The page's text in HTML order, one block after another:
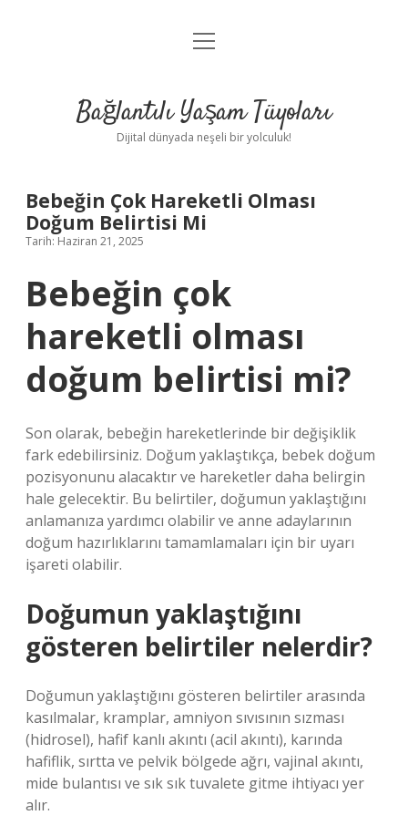
Anasayfa
Yasal Uyarı
menüyü
Bağlantılı Yaşam Tüyoları
Dijital dünyada neşeli bir yolculuk!
Bebeğin Çok Hareketli Olması
Doğum Belirtisi Mi
Tarih: Haziran 21, 2025
Bebeğin çok
hareketli olması
doğum belirtisi mi?
Son olarak, bebeğin hareketlerinde bir değişiklik
fark edebilirsiniz. Doğum yaklaştıkça, bebek doğum
pozisyonunu alacaktır ve hareketler daha belirgin
hale gelecektir. Bu belirtiler, doğumun yaklaştığını
anlamanıza yardımcı olabilir ve anne adaylarının
doğum hazırlıklarını tamamlamaları için bir uyarı
işareti olabilir.
Doğumun yaklaştığını
gösteren belirtiler nelerdir?
Doğumun yaklaştığını gösteren belirtiler arasında
kasılmalar, kramplar, amniyon sıvısının sızması
(hidrosel), hafif kanlı akıntı (acil akıntı), karında
hafiflik, sırtta ve pelvik bölgede ağrı, vajinal akıntı,
mide bulantısı ve sık sık tuvalete gitme ihtiyacı yer
alır.